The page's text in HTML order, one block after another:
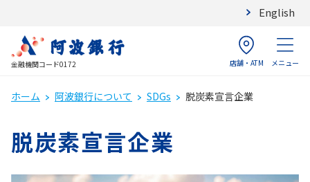
English
金融機関コード0172 店舗・ATM メニュー
ホーム 阿波銀行について SDGs 脱炭素宣言企業
脱炭素宣言企業